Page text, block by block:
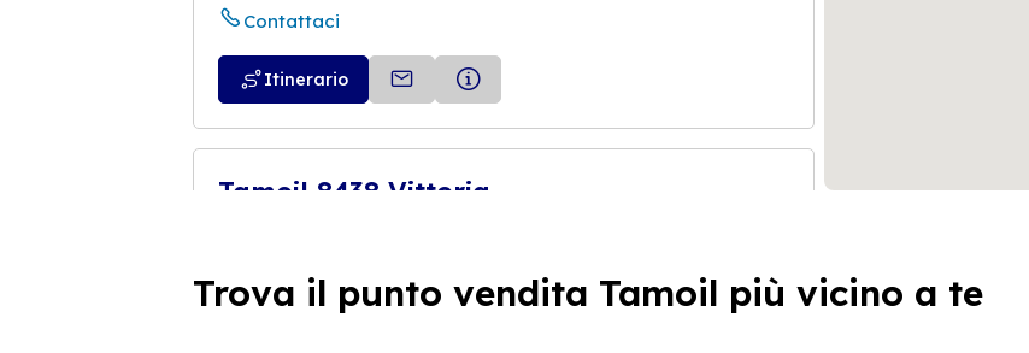
Contattaci
Itinerario
Tamoil 8438 Vittoria
Aperto Adesso
VIA NAPOLI 80 97019 Vittoria
Trova il punto vendita Tamoil più vicino a te